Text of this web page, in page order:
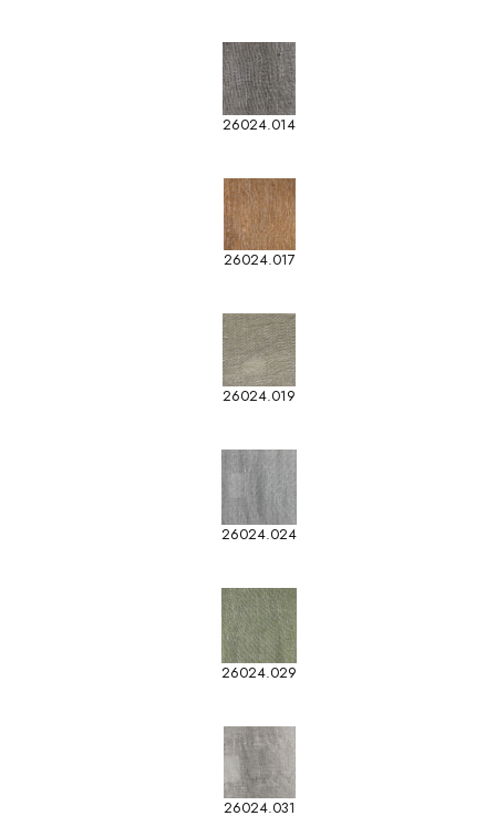
26024.014
26024.017
26024.019
26024.024
26024.029
26024.031